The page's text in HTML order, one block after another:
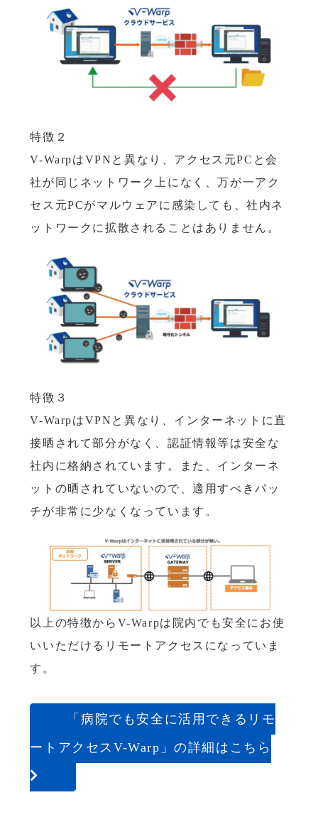
特徴２
V-WarpはVPNと異なり、アクセス元PCと会
社が同じネットワーク上になく、万が一アク
セス元PCがマルウェアに感染しても、社内ネ
ットワークに拡散されることはありません。
特徴３
V-WarpはVPNと異なり、インターネットに直
接晒されて部分がなく、認証情報等は安全な
社内に格納されています。また、インターネ
ットの晒されていないので、適用すべきパッ
チが非常に少なくなっています。
以上の特徴からV-Warpは院内でも安全にお使
いいただけるリモートアクセスになっていま
す。
「病院でも安全に活用できるリモ
ートアクセスV-Warp」の詳細はこちら